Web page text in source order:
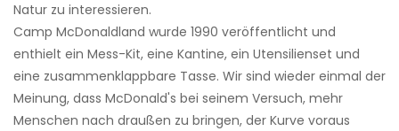
Natur zu interessieren.
Camp McDonaldland wurde 1990 veröffentlicht und
enthielt ein Mess-Kit, eine Kantine, ein Utensilienset und
eine zusammenklappbare Tasse. Wir sind wieder einmal der
Meinung, dass McDonald's bei seinem Versuch, mehr
Menschen nach draußen zu bringen, der Kurve voraus